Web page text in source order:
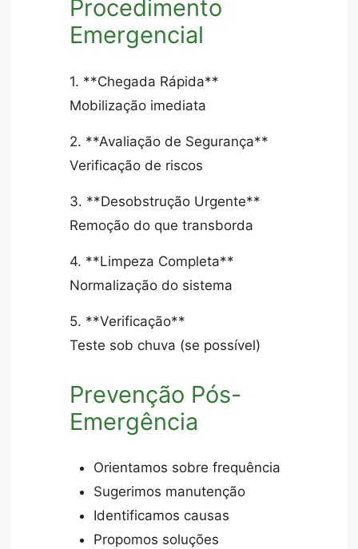
Procedimento
Emergencial
1. **Chegada Rápida**
Mobilização imediata
2. **Avaliação de Segurança**
Verificação de riscos
3. **Desobstrução Urgente**
Remoção do que transborda
4. **Limpeza Completa**
Normalização do sistema
5. **Verificação**
Teste sob chuva (se possível)
Prevenção Pós-
Emergência
Orientamos sobre frequência
Sugerimos manutenção
Identificamos causas
Propomos soluções